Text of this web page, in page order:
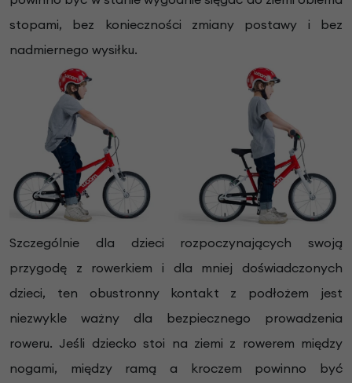
stopami, bez konieczności zmiany postawy i bez
nadmiernego wysiłku.
Szczególnie dla dzieci rozpoczynających swoją
przygodę z rowerkiem i dla mniej doświadczonych
dzieci, ten obustronny kontakt z podłożem jest
niezwykle ważny dla bezpiecznego prowadzenia
roweru. Jeśli dziecko stoi na ziemi z rowerem między
nogami, między ramą a kroczem powinno być